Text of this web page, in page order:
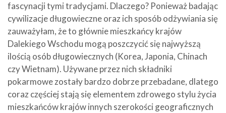
fascynacji tymi tradycjami. Dlaczego? Ponieważ badając
cywilizacje długowieczne oraz ich sposób odżywiania się
zauważyłam, że to głównie mieszkańcy krajów
Dalekiego Wschodu mogą poszczycić się najwyższą
ilością osób długowiecznych (Korea, Japonia, Chinach
czy Wietnam). Używane przez nich składniki
pokarmowe zostały bardzo dobrze przebadane, dlatego
coraz częściej stają się elementem zdrowego stylu życia
mieszkańców krajów innych szerokości geograficznych